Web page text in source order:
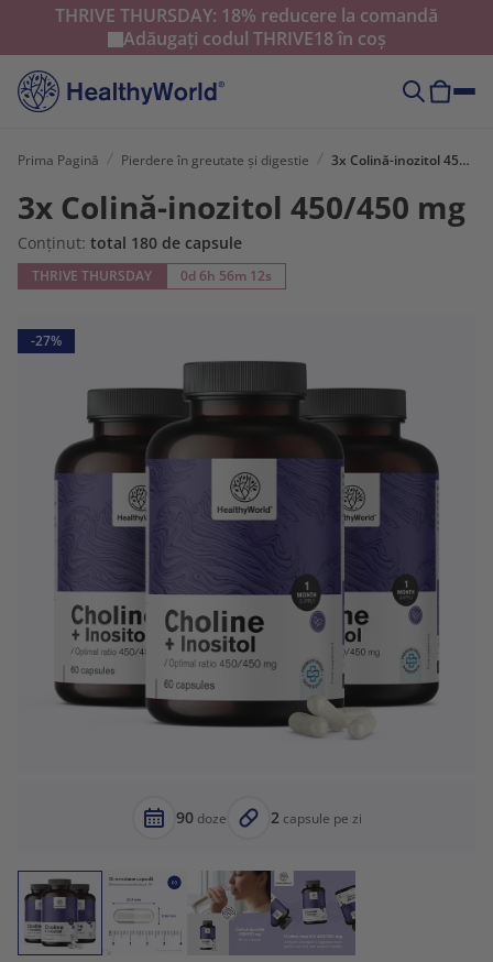
THRIVE THURSDAY: 18% reducere la comandă
Adăugați codul THRIVE18în coș
Prima Pagină Pierdere în greutate și digestie 3x Colină-inozitol 450/450 mg
3x Colină-inozitol 450/450 mg
Conținut: total 180 de capsule
THRIVE THURSDAY 0d 6h 56m 11s
-27%
90doze 2capsule pe zi